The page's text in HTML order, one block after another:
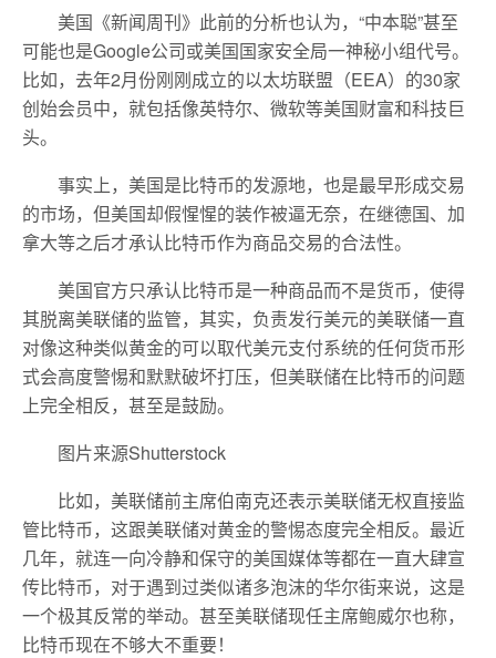
美国《新闻周刊》此前的分析也认为，“中本聪”甚至
可能也是Google公司或美国国家安全局一神秘小组代号。
比如，去年2月份刚刚成立的以太坊联盟（EEA）的30家
创始会员中，就包括像英特尔、微软等美国财富和科技巨
头。
事实上，美国是比特币的发源地，也是最早形成交易
的市场，但美国却假惺惺的装作被逼无奈，在继德国、加
拿大等之后才承认比特币作为商品交易的合法性。
美国官方只承认比特币是一种商品而不是货币，使得
其脱离美联储的监管，其实，负责发行美元的美联储一直
对像这种类似黄金的可以取代美元支付系统的任何货币形
式会高度警惕和默默破坏打压，但美联储在比特币的问题
上完全相反，甚至是鼓励。
图片来源Shutterstock
比如，美联储前主席伯南克还表示美联储无权直接监
管比特币，这跟美联储对黄金的警惕态度完全相反。最近
几年，就连一向冷静和保守的美国媒体等都在一直大肆宣
传比特币，对于遇到过类似诸多泡沫的华尔街来说，这是
一个极其反常的举动。甚至美联储现任主席鲍威尔也称，
比特币现在不够大不重要！